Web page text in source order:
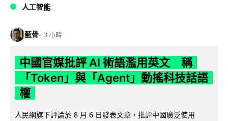
人工智能
藍骨 3 小時
中國官媒批評 AI 術語濫用英文 稱
「Token」與「Agent」動搖科技話語
權
人民網旗下評論於 8 月 6 日發表文章，批評中國廣泛使用